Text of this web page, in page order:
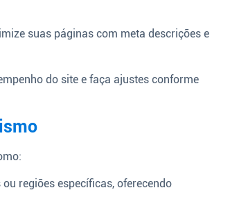
suas páginas com meta descrições e
do site e faça ajustes conforme
regiões específicas, oferecendo